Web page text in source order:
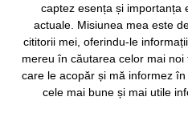
captez esența și importanța
actuale. Misiunea mea este
cititorii mei, oferindu-le
mereu în căutarea celor mai
care le acopăr și mă informez
cele mai bune și mai utile